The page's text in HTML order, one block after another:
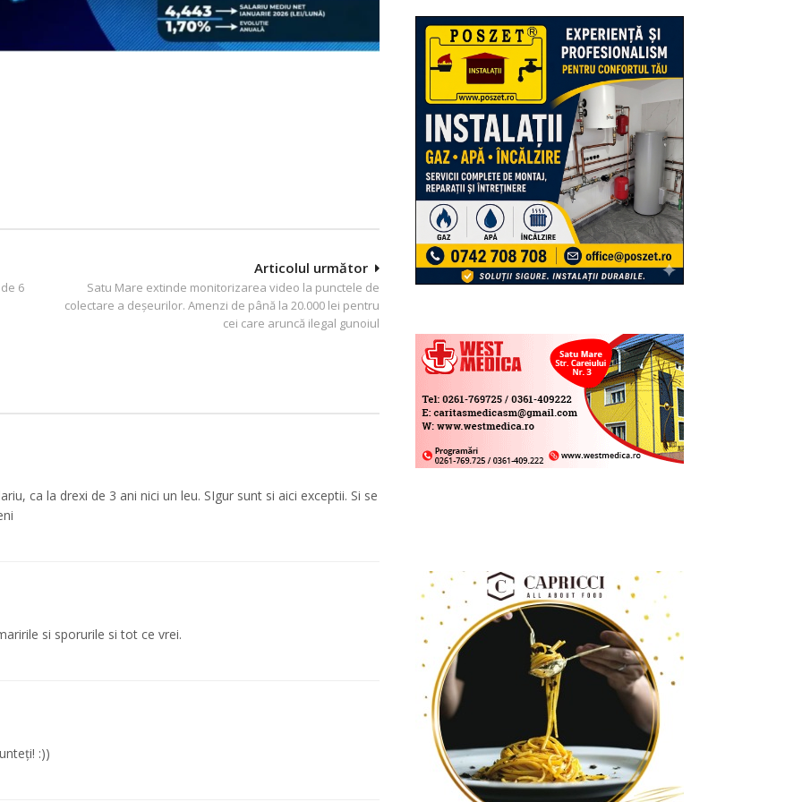
Articolul următor
Satu Mare extinde monitorizarea video la punctele de
colectare a deșeurilor. Amenzi de până la 20.000 lei pentru
cei care aruncă ilegal gunoiul
6
ca la drexi de 3 ani nici un leu. SIgur sunt si aici exceptii. Si se
si sporurile si tot ce vrei.
:))